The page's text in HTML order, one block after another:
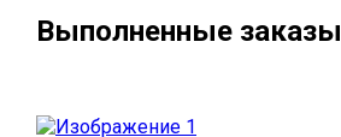
Выполненные заказы